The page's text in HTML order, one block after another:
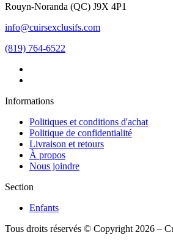
Rouyn-Noranda (QC) J9X 4P1
info@cuirsexclusifs.com
(819) 764-6522
Informations
Politiques et conditions d'achat
Politique de confidentialité
Livraison et retours
À propos
Nous joindre
Section
Enfants
Tous droits réservés © Copyright 2026 –